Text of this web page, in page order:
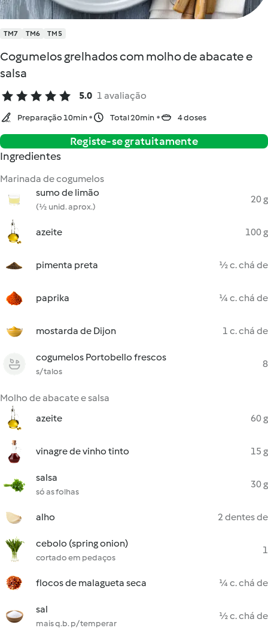
TM7 TM6 TM5
Cogumelos grelhados com molho de abacate e
salsa
5.0 1 avaliação
Preparação 10min Total 20min 4 doses
Registe-se gratuitamente
Ingredientes
Marinada de cogumelos
sumo de limão
(½ unid. aprox.)
20 g
azeite 100 g
pimenta preta ½ c. chá de
paprika ¼ c. chá de
mostarda de Dijon 1 c. chá de
cogumelos Portobello frescos
s/ talos
8
Molho de abacate e salsa
azeite
60 g
vinagre de vinho tinto 15 g
salsa
só as folhas
30 g
alho 2 dentes de
cebolo (spring onion)
cortado em pedaços
1
flocos de malagueta seca ¼ c. chá de
sal
mais q.b. p/ temperar
½ c. chá de